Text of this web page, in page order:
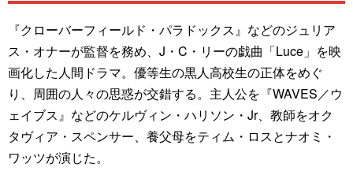
『クローバーフィールド・パラドックス』などのジュリア
ス・オナーが監督を務め、J・C・リーの戯曲「Luce」を映
画化した人間ドラマ。優等生の黒人高校生の正体をめぐ
り、周囲の人々の思惑が交錯する。主人公を『WAVES／ウ
ェイブス』などのケルヴィン・ハリソン・Jr、教師をオク
タヴィア・スペンサー、養父母をティム・ロスとナオミ・
ワッツが演じた。